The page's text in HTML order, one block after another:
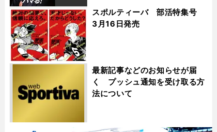
スポルティーバ 部活特集号
3月16日発売
最新記事などのお知らせが届
く プッシュ通知を受け取る方
法について